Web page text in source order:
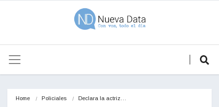
Home Policiales Declara la actriz…